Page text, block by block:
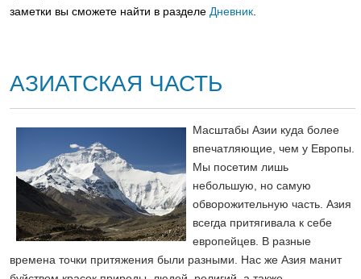
заметки вы сможете найти в разделе Дневник
АЗИАТСКАЯ ЧАСТЬ
Масштабы Азии куда более
впечатляющие, чем у Европы.
Мы посетим лишь
небольшую, но самую
обворожительную часть. Азия
всегда притягивала к себе
европейцев. В разные
времена точки притяжения были разными. Нас же Азия манит